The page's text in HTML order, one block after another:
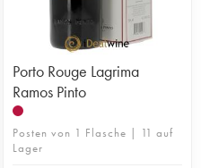
Porto Rouge Lagrima
Ramos Pinto
Posten von 1 Flasche | 11 auf
Lager